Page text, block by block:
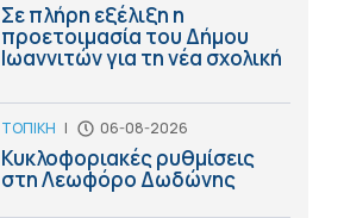
Σε πλήρη εξέλιξη η
προετοιμασία του Δήμου
Ιωαννιτών για τη νέα σχολική
ΤΟΠΙΚΗ | 06-08-2026
Κυκλοφοριακές ρυθμίσεις
στη Λεωφόρο Δωδώνης